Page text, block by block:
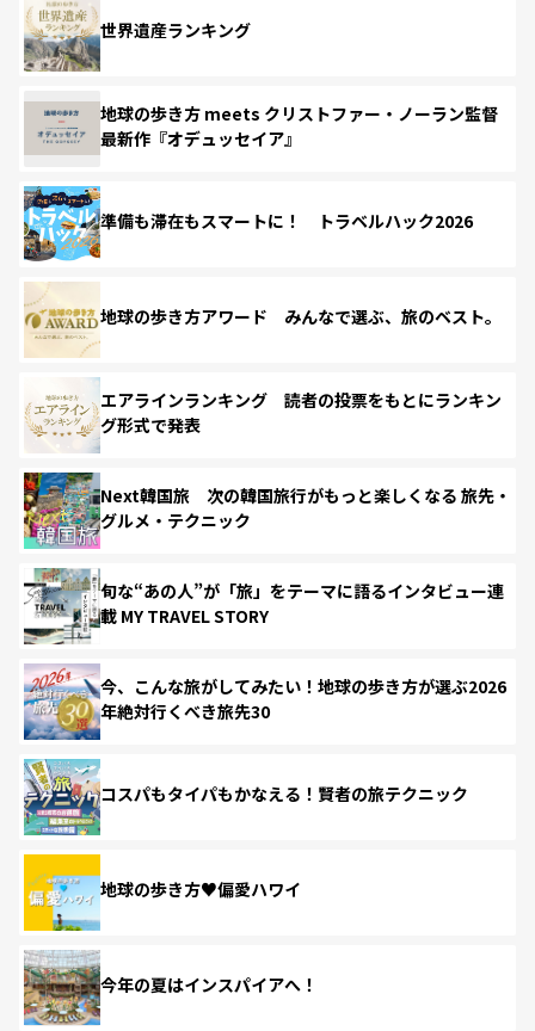
世界遺産ランキング
地球の歩き方 meets クリストファー・ノーラン監督
最新作『オデュッセイア』
準備も滞在もスマートに！ トラベルハック2026
地球の歩き方アワード みんなで選ぶ、旅のベスト。
エアラインランキング 読者の投票をもとにランキン
グ形式で発表
Next韓国旅 次の韓国旅行がもっと楽しくなる 旅先・
グルメ・テクニック
旬な“あの人”が「旅」をテーマに語るインタビュー連
載 MY TRAVEL STORY
今、こんな旅がしてみたい！地球の歩き方が選ぶ2026
年絶対行くべき旅先30
コスパもタイパもかなえる！賢者の旅テクニック
地球の歩き方♥偏愛ハワイ
今年の夏はインスパイアへ！